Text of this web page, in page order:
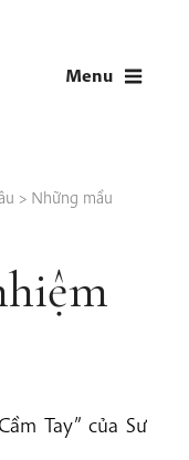
Menu
> Những mầu
Tay” của Sư